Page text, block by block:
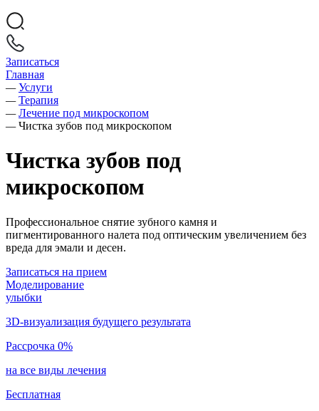
Записаться
Главная
— Услуги
— Терапия
— Лечение под микроскопом
— Чистка зубов под микроскопом
Чистка зубов под
микроскопом
Профессиональное снятие зубного камня и
пигментированного налета под оптическим увеличением без
вреда для эмали и десен.
Записаться на прием
Моделирование
улыбки
3D-визуализация будущего результата
Рассрочка 0%
на все виды лечения
Бесплатная